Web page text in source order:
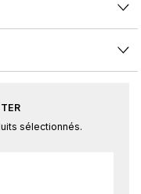
sélectionnés.